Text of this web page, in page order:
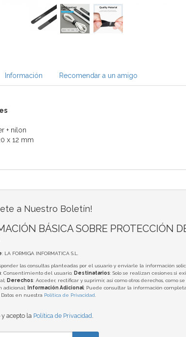
Información Recomendar a un amigo
+ nilon
x 12 mm
a Nuestro Boletín!
BÁSICA SOBRE PROTECCIÓN
: LA FORMIGA INFORMATICA S.L.
las consultas planteadas por el usuario y enviarle la información
: Consentimiento del usuario; Destinatarios: Solo se realizan cesiones si
Derechos: Acceder, rectificar y suprimir, así como otros derechos, como
adicional;
Información Adicional: Puede consultar la información
en nuestra Política de Privacidad.
y acepto la Política de Privacidad.